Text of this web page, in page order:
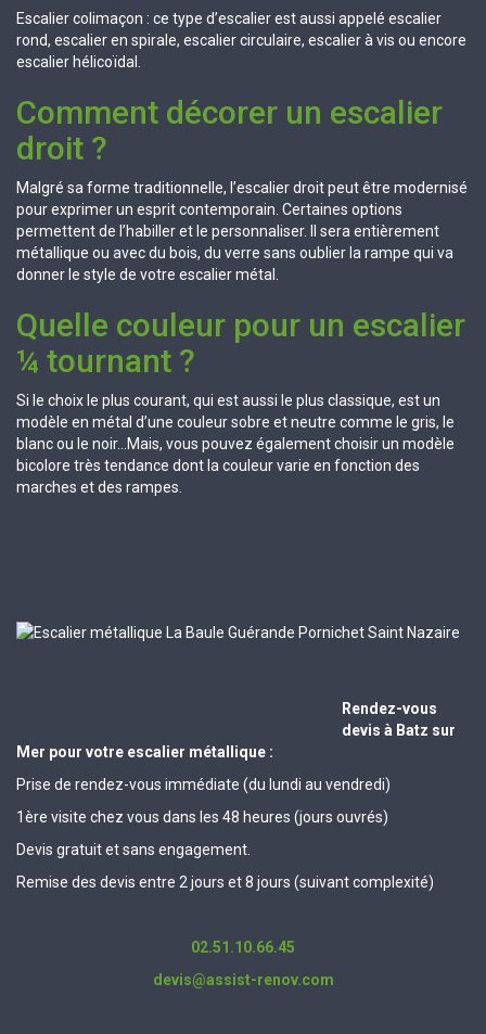
Escalier colimaçon : ce type d’escalier est aussi appelé escalier
rond, escalier en spirale, escalier circulaire, escalier à vis ou encore
escalier hélicoïdal.
Comment décorer un escalier
droit ?
Malgré sa forme traditionnelle, l’escalier droit peut être modernisé
pour exprimer un esprit contemporain. Certaines options
permettent de l’habiller et le personnaliser. Il sera entièrement
métallique ou avec du bois, du verre sans oublier la rampe qui va
donner le style de votre escalier métal.
Quelle couleur pour un escalier
¼ tournant ?
Si le choix le plus courant, qui est aussi le plus classique, est un
modèle en métal d’une couleur sobre et neutre comme le gris, le
blanc ou le noir…Mais, vous pouvez également choisir un modèle
bicolore très tendance dont la couleur varie en fonction des
marches et des rampes.
Rendez-vous
devis à Batz sur
Mer pour votre escalier métallique :
Prise de rendez-vous immédiate (du lundi au vendredi)
1ère visite chez vous dans les 48 heures (jours ouvrés)
Devis gratuit et sans engagement.
Remise des devis entre 2 jours et 8 jours (suivant complexité)
02.51.10.66.45
devis@assist-renov.com